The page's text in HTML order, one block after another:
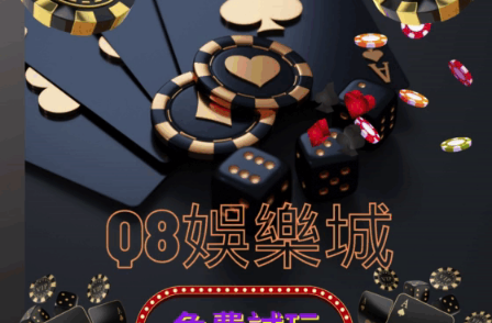
備擺設社會主義當代化國度、完成中華平易近族巨大中興
中國夢奉獻更多的伶俐以及力量。
上下同欲者勝，情投意合者贏。現今世界正處于百年
未有之大變局，不確定性不穩固性日趨增多。面臨不屈靜
的內部情況，在以習近平同道為焦點的黨中心頑強向導
下，只需咱們聯合一致、眾擎易舉，艱難斗爭、真抓實
干，勢必持續克服進步門路上的種種危害挑釁，獲得一個
又一個豐盛成果，完成一個又一個巨大方針，迎來中國特
點社會主義加倍夸姣的來日誥日。